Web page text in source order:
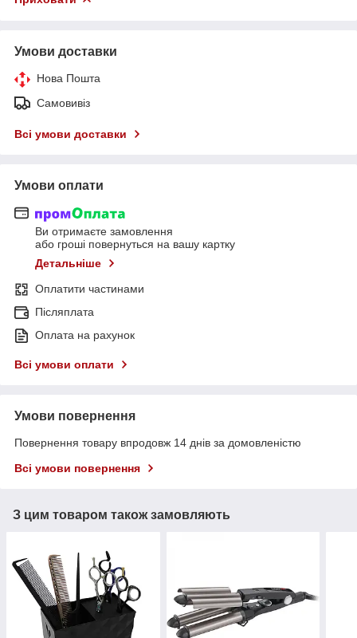
Умови доставки
Нова Пошта
Самовивіз
Всі умови доставки
Умови оплати
Ви отримаєте замовлення
або гроші повернуться на вашу картку
Детальніше
Оплатити частинами
Післяплата
Оплата на рахунок
Всі умови оплати
Умови повернення
Повернення товару впродовж 14 днів за домовленістю
Всі умови повернення
З цим товаром також замовляють